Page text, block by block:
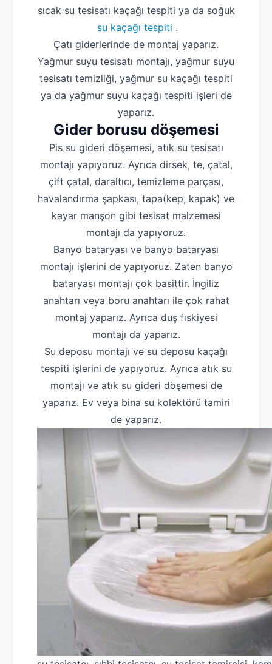
sıcak su tesisatı kaçağı tespiti ya da soğuk
su kaçağı tespiti .
Çatı giderlerinde de montaj yaparız.
Yağmur suyu tesisatı montajı, yağmur suyu
tesisatı temizliği, yağmur su kaçağı tespiti
ya da yağmur suyu kaçağı tespiti işleri de
yaparız.
Gider borusu döşemesi
Pis su gideri döşemesi, atık su tesisatı
montajı yapıyoruz. Ayrıca dirsek, te, çatal,
çift çatal, daraltıcı, temizleme parçası,
havalandırma şapkası, tapa(kep, kapak) ve
kayar manşon gibi tesisat malzemesi
montajı da yapıyoruz.
Banyo bataryası ve banyo bataryası
montajı işlerini de yapıyoruz. Zaten banyo
bataryası montajı çok basittir. İngiliz
anahtarı veya boru anahtarı ile çok rahat
montaj yaparız. Ayrıca duş fıskiyesi
montajı da yaparız.
Su deposu montajı ve su deposu kaçağı
tespiti işlerini de yapıyoruz. Ayrıca atık su
montajı ve atık su gideri döşemesi de
yaparız. Ev veya bina su kolektörü tamiri
de yaparız.